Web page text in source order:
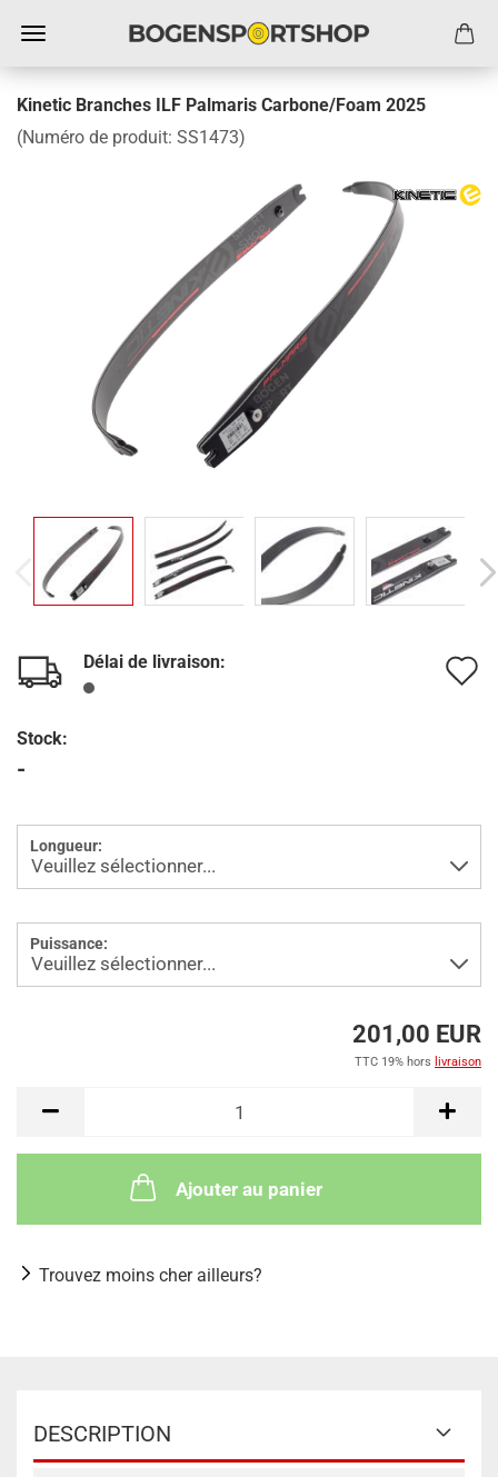
Kinetic Branches ILF Palmaris Carbone/Foam 2025
(Numéro de produit: SS1473)
Délai de livraison:
Stock:
-
Longueur:
Puissance:
201,00 EUR
TTC 19% hors livraison
Ajouter au panier
Trouvez moins cher ailleurs?
DESCRIPTION